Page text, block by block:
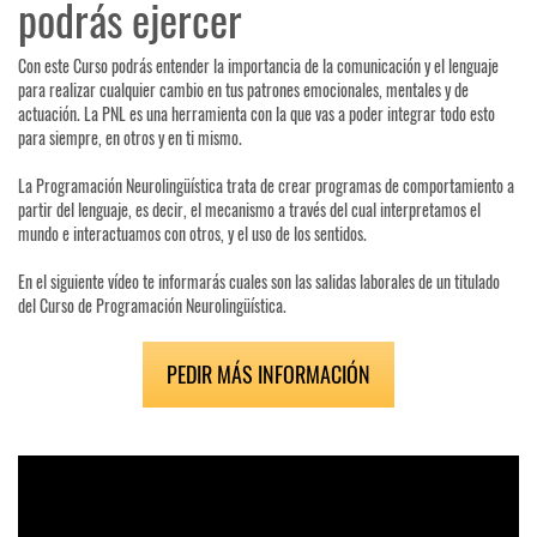
podrás ejercer
Con este Curso podrás entender la importancia de la comunicación y el lenguaje
para realizar cualquier cambio en tus patrones emocionales, mentales y de
actuación. La PNL es una herramienta con la que vas a poder integrar todo esto
para siempre, en otros y en ti mismo.
La Programación Neurolingüística trata de crear programas de comportamiento a
partir del lenguaje, es decir, el mecanismo a través del cual interpretamos el
mundo e interactuamos con otros, y el uso de los sentidos.
En el siguiente vídeo te informarás cuales son las salidas laborales de un titulado
del Curso de Programación Neurolingüística.
PEDIR MÁS INFORMACIÓN